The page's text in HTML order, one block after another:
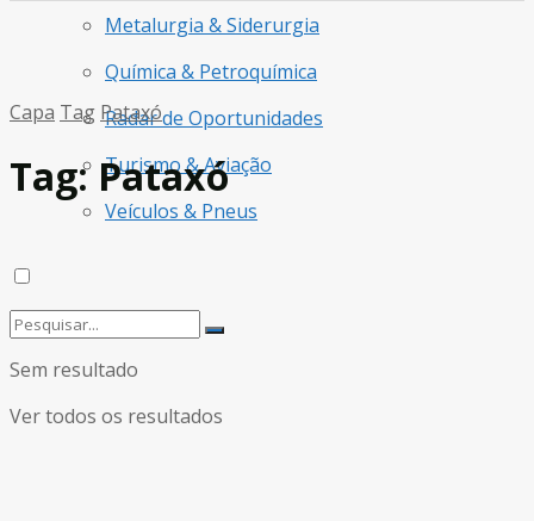
Metalurgia & Siderurgia
Química & Petroquímica
Radar de Oportunidades
Turismo & Aviação
Veículos & Pneus
Sem resultado
Ver todos os resultados
Capa Tag Pataxó
Tag:Pataxó